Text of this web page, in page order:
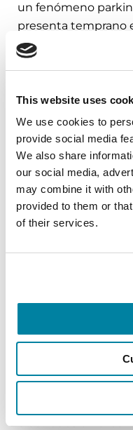
This website uses
We use cookies to
provide social media
We also share
our social media,
may combine it with
provided to them or
of their services.
un fenómeno
presenta temprano
crisis de
de incertidumbre, el
siete horas para
distonía y el ciclo
En términos del
despertar suele
con la primera
dopaminérgica,
o de un agonista de
puede corregirse
puede requerirse
apomorfina, que
beneficiarse de una
profunda, un
involucra la
electrodos en el